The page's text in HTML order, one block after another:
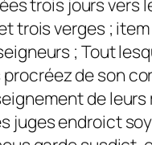
trois verges ;
; Tout
de son
de
juges endroict